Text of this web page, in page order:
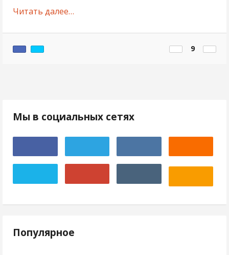
Читать далее…
9
Мы в социальных сетях
Популярное